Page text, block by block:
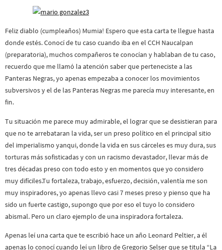
Feliz diablo (cumpleaños) Mumia! Espero que esta carta te llegue hasta
donde estés. Conocí de tu caso cuando iba en el CCH Naucalpan
(preparatoria), muchos compañeros te conocían y hablaban de tu caso,
recuerdo que me llamó la atención saber que perteneciste a las
Panteras Negras, yo apenas empezaba a conocer los movimientos
subversivos y el de las Panteras Negras me parecía muy interesante, en
fin.
Tu situación me parece muy admirable, el lograr que se desistieran para
que no te arrebataran la vida, ser un preso político en el principal sitio
del imperialismo yanqui, donde la vida en sus cárceles es muy dura, sus
torturas más sofisticadas y con un racismo devastador, llevar más de
tres décadas preso con todo esto y en momentos que yo considero
muy difíciles.Tu fortaleza, trabajo, esfuerzo, decisión, valentía me son
muy inspiradores, yo apenas llevo casi 7 meses preso y pienso que ha
sido un fuerte castigo, supongo que por eso el tuyo lo considero
abismal. Pero un claro ejemplo de una inspiradora fortaleza.
Apenas leí una carta que te escribió hace un año Leonard Peltier, a él
apenas lo conocí cuando leí un libro de Gregorio Selser que se titula “La